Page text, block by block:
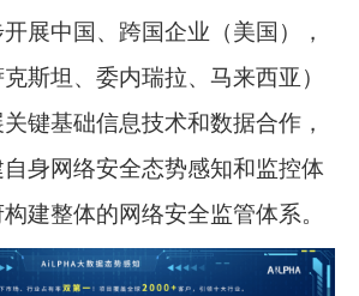
展中国、跨国企业（美国），
斯坦、委内瑞拉、马来西亚）
键基础信息技术和数据合作，
身网络安全态势感知和监控体
建整体的网络安全监管体系。